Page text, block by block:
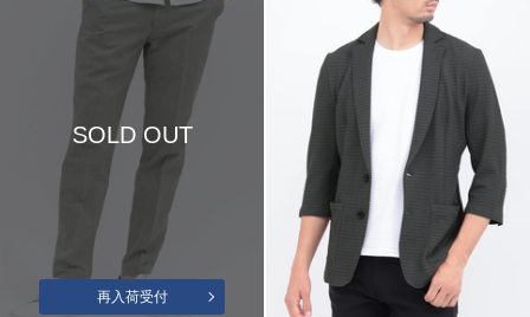
SOLD OUT
再入荷受付